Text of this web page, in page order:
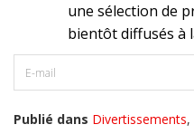
une sélection de
bientôt diffusés à
Publié dans Divertissements,